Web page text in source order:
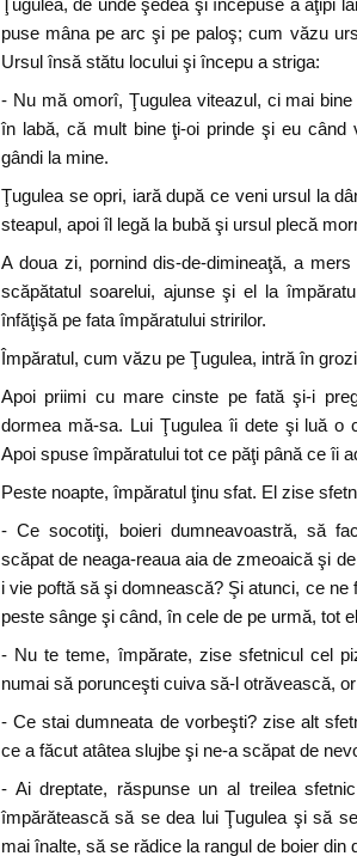
Ţugulea, de unde şedea şi începuse a aţipi
puse mâna pe arc şi pe paloş; cum văzu
Ursul însă stătu locului şi începu a striga:
- Nu mă omorî, Ţugulea viteazul, ci mai
în labă, că mult bine ţi-oi prinde şi eu
gândi la mine.
Ţugulea se opri, iară după ce veni ursul la
steapul, apoi îl legă la bubă şi ursul plecă
A doua zi, pornind dis-de-dimineaţă, a
scăpătatul soarelui, ajunse şi el la
înfăţişă pe fata împăratului stririlor.
Împăratul, cum văzu pe Ţugulea, intră în
Apoi priimi cu mare cinste pe fată şi-i
dormea mă-sa. Lui Ţugulea îi dete şi luă o
Apoi spuse împăratului tot ce păţi până ce îi
Peste noapte, împăratul ţinu sfat. El zise
- Ce socotiţi, boieri dumneavoastră, să
scăpat de neaga-reaua aia de zmeoaică şi
i vie poftă să şi domnească? Şi atunci, ce
peste sânge şi când, în cele de pe urmă, tot
- Nu te teme, împărate, zise sfetnicul cel
numai să porunceşti cuiva să-l otrăvească,
- Ce stai dumneata de vorbeşti? zise alt
ce a făcut atâtea slujbe şi ne-a scăpat de
- Ai dreptate, răspunse un al treilea
împărătească să se dea lui Ţugulea şi să
mai înalte, să se rădice la rangul de boier din